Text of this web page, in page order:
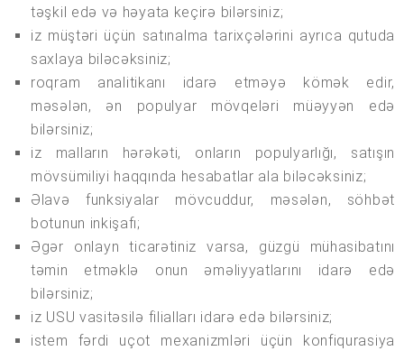
təşkil edə və həyata keçirə bilərsiniz;
iz müştəri üçün satınalma tarixçələrini ayrıca qutuda
saxlaya biləcəksiniz;
roqram analitikanı idarə etməyə kömək edir,
məsələn, ən populyar mövqeləri müəyyən edə
bilərsiniz;
iz malların hərəkəti, onların populyarlığı, satışın
mövsümiliyi haqqında hesabatlar ala biləcəksiniz;
Əlavə funksiyalar mövcuddur, məsələn, söhbət
botunun inkişafı;
Əgər onlayn ticarətiniz varsa, güzgü mühasibatını
təmin etməklə onun əməliyyatlarını idarə edə
bilərsiniz;
iz USU vasitəsilə filialları idarə edə bilərsiniz;
istem fərdi uçot mexanizmləri üçün konfiqurasiya